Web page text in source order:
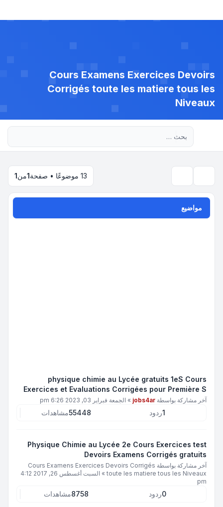
Cours Examens Exercices Devoirs
Corrigés toute les matiere tous les
Niveaux
13 موضوعًا • صفحة 1من1
مواضيع
physique chimie au Lycée gratuits 1eS Cours
Exercices et Evaluations Corrigées pour Première S
آخر مشاركة بواسطة jobs4ar
» الجمعة فبراير 03, 2023 6:26 pm
1ردود 55448مشاهدات
Physique Chimie au Lycée 2e Cours Exercices test
Devoirs Examens Corrigés gratuits
آخر مشاركة بواسطة Cours Examens Exercices Devoirs Corrigés
toute les matiere tous les Niveaux
»
السبت أغسطس 26, 2017 4:12
pm
0ردود 8758مشاهدات